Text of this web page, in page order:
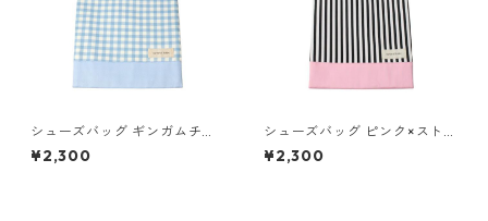
シューズバッグ ギンガムチェ
ック×ブルー 85-73052-2
¥2,300
シューズバッグ ピンク×ストラ
イプ 85-73052-1
¥2,300